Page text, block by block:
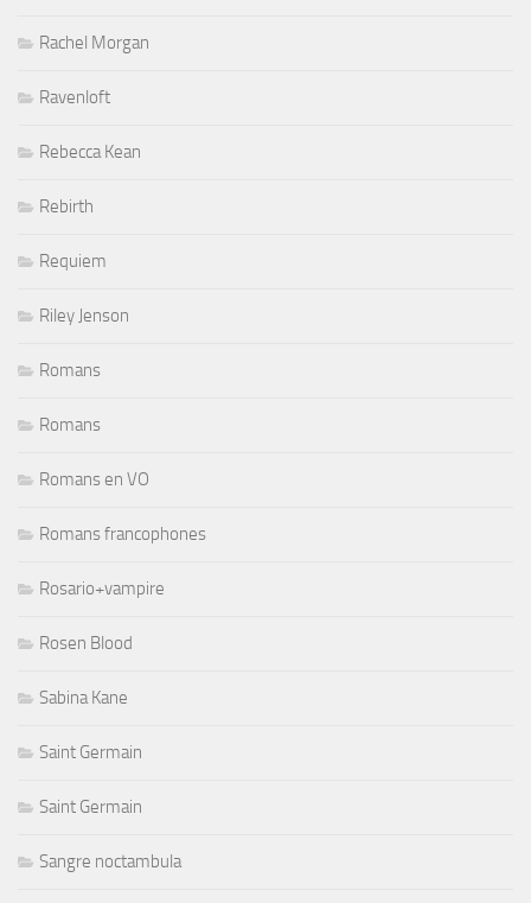
Rachel Morgan
Ravenloft
Rebecca Kean
Rebirth
Requiem
Riley Jenson
Romans
Romans
Romans en VO
Romans francophones
Rosario+vampire
Rosen Blood
Sabina Kane
Saint Germain
Saint Germain
Sangre noctambula